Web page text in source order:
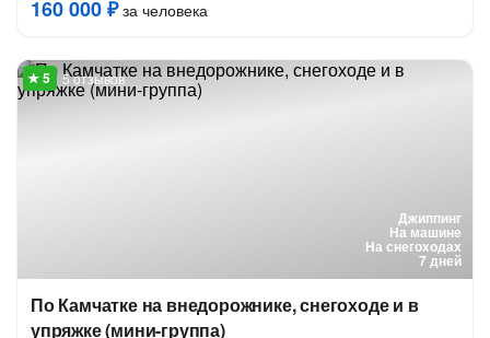
160 000 ₽за человека
Джиппинг
На машине
На снегоходах
7 дней
5 отзывов
По Камчатке на внедорожнике, снегоходе и в
упряжке (мини-группа)